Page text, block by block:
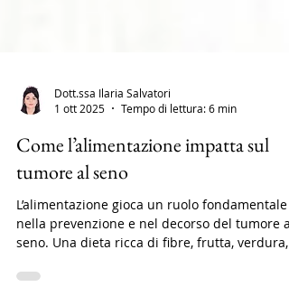
Dott.ssa Ilaria Salvatori
1 ott 2025
Tempo di lettura: 6 min
Come l’alimentazione impatta sul
tumore al seno
L’alimentazione gioca un ruolo fondamentale
nella prevenzione e nel decorso del tumore al